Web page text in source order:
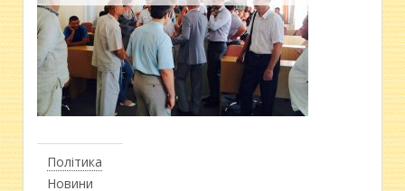
Політика
Новини